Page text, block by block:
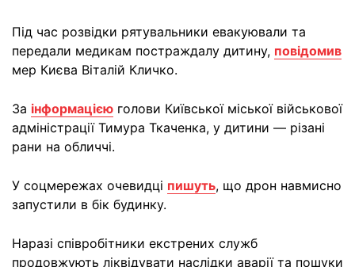
Під час розвідки рятувальники евакуювали та
передали медикам постраждалу дитину, повідомив
мер Києва Віталій Кличко.
За інформацією голови Київської міської військової
адміністрації Тимура Ткаченка, у дитини — різані
рани на обличчі.
У соцмережах очевидці пишуть, що дрон навмисно
запустили в бік будинку.
Наразі співробітники екстрених служб
продовжують ліквідувати наслідки аварії та пошуки